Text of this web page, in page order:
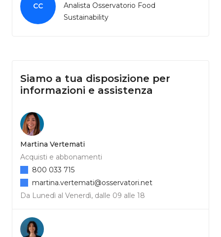
CC
Analista Osservatorio Food
Sustainability
Siamo a tua disposizione per
informazioni e assistenza
Martina Vertemati
Acquisti e abbonamenti
Da Lunedì al Venerdì, dalle 09 alle 18
800 033 715
martina.vertemati@osservatori.net